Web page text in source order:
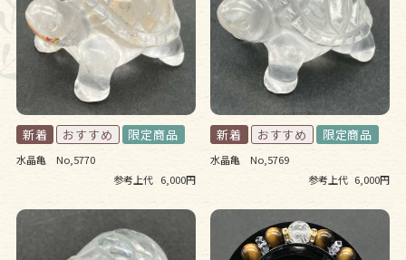
水晶亀 No,5770
参考上代 6,000円
水晶亀 No,5769
参考上代 6,000円